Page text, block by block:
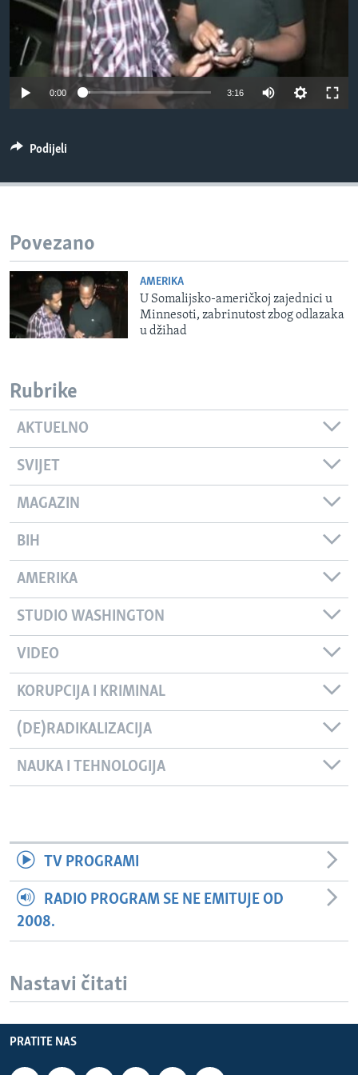
MAGAZIN
O GLASU AMERIKE
Learning English
0:00 3:16
Podijeli
Povezano
AMERIKA
U Somalijsko-američkoj zajednici u
Minnesoti, zabrinutost zbog odlazaka
u džihad
Rubrike
AKTUELNO
SVIJET
MAGAZIN
BIH
AMERIKA
STUDIO WASHINGTON
VIDEO
KORUPCIJA I KRIMINAL
(DE)RADIKALIZACIJA
NAUKA I TEHNOLOGIJA
TV PROGRAMI
RADIO PROGRAM SE NE EMITUJE OD
2008.
Nastavi čitati
PRATITE NAS